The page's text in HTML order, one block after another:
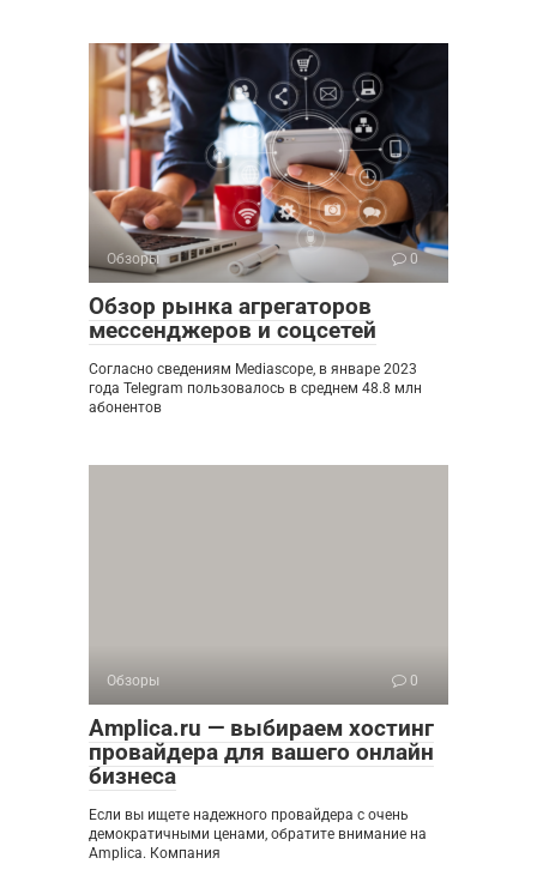
Обзоры 0
Обзор рынка агрегаторов
мессенджеров и соцсетей
Согласно сведениям Mediascope, в январе 2023
года Telegram пользовалось в среднем 48.8 млн
абонентов
Обзоры 0
Amplica.ru — выбираем хостинг
провайдера для вашего онлайн
бизнеса
Если вы ищете надежного провайдера с очень
демократичными ценами, обратите внимание на
Amplica. Компания